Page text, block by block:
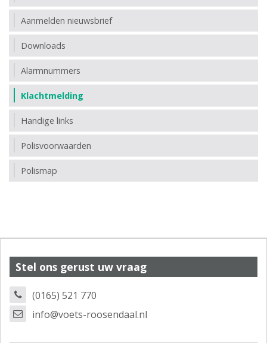
Aanmelden nieuwsbrief
Downloads
Alarmnummers
Klachtmelding
Handige links
Polisvoorwaarden
Polismap
Stel ons gerust uw vraag
(0165) 521 770
info@voets-roosendaal.nl